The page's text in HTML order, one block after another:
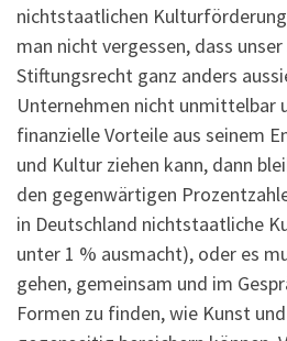
nichtstaatlichen
man nicht vergessen, dass
Stiftungsrecht ganz anders
Unternehmen nicht unmittelbar
finanzielle Vorteile aus seinem
und Kultur ziehen kann, dann
den gegenwärtigen
in Deutschland nichtstaatliche
unter 1 % ausmacht), oder es
gehen, gemeinsam und im
Formen zu finden, wie Kunst